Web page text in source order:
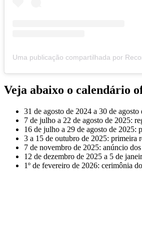
Veja abaixo o calendário
31 de agosto de 2024 a 30 de
7 de julho a 22 de agosto de 2025:
16 de julho a 29 de agosto de 2025:
3 a 15 de outubro de 2025: primeira
7 de novembro de 2025: anúncio
12 de dezembro de 2025 a 5 de
1º de fevereiro de 2026: cerimônia